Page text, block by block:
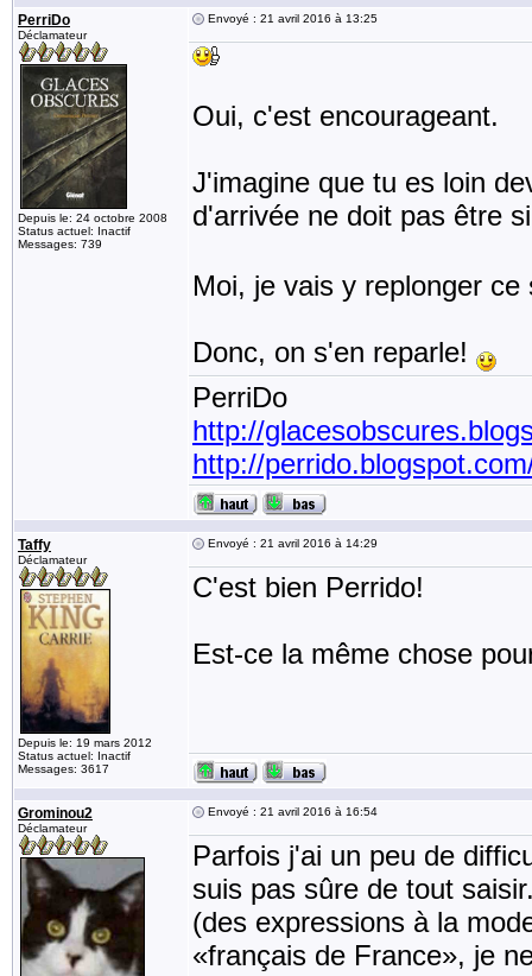
PerriDo
Déclamateur
Depuis le: 24 octobre 2008
Status actuel: Inactif
Messages: 739
Envoyé : 21 avril 2016 à 13:25
Oui, c'est encourageant.
J'imagine que tu es loin
d'arrivée ne doit pas être
Moi, je vais y replonger ce
Donc, on s'en reparle!
PerriDo
http://
http://
Taffy
Déclamateur
Depuis le: 19 mars 2012
Status actuel: Inactif
Messages: 3617
Envoyé : 21 avril 2016 à 14:29
C'est bien Perrido!
Est-ce la même chose
Grominou2
Déclamateur
Envoyé : 21 avril 2016 à 16:54
Parfois j'ai un peu de
suis pas sûre de tout
(des expressions à la
«français de France», je